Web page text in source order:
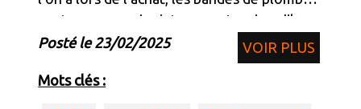
sont un accessoire interessant mais qu'il
faut placer stratégiquement.
Posté le 23/02/2025 VOIR PLUS
Mots clés :